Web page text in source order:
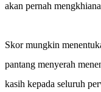
akan pernah
Skor mungkin
pantang menyerah
kasih kepada seluruh